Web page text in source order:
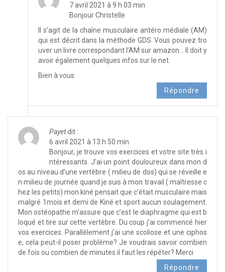
7 avril 2021 à 9 h 03 min
Bonjour Christelle
Il s’agit de la chaîne musculaire antéro médiale (AM)
qui est décrit dans la méthode GDS. Vous pouvez tro
uver un livre correspondant l’AM sur amazon… Il doit y
avoir également quelques infos sur le net.
Bien à vous
Répondre
Payetdit :
6 avril 2021 à 13 h 50 min
Bonjour, je trouve vos exercices et votre site très i
ntéressants. J’ai un point douloureux dans mon d
os au niveau d’une vertèbre ( milieu de dos) qui se réveille e
n milieu de journée quand je suis à mon travail ( maîtresse c
hez les petits) mon kiné pensait que c’était musculaire mais
malgré 1mois et demi de Kiné et sport aucun soulagement.
Mon ostéopathe m’assure que c’est le diaphragme qui est b
loqué et tire sur cette vertèbre. Du coup j’ai commencé hier
vos exercices. Parallèlement j’ai une scoliose et une ciphos
e, cela peut-il poser problème? Je voudrais savoir combien
de fois ou combien de minutes il faut les répéter? Merci
Répondre